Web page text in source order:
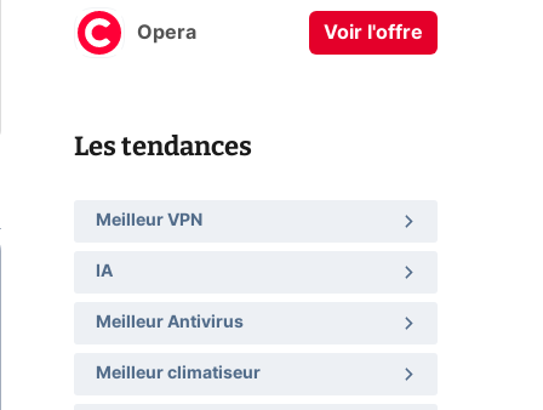
Opera Voir l'offre
Les tendances
Meilleur VPN
IA
Meilleur Antivirus
Meilleur climatiseur